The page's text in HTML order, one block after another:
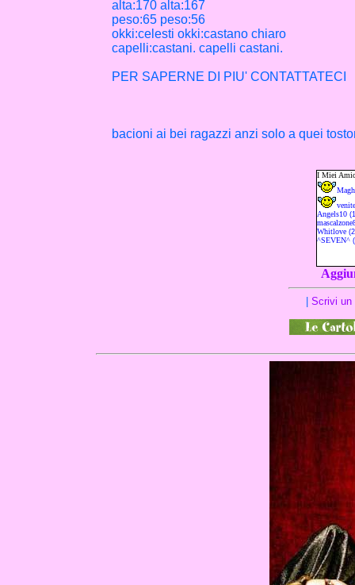
alta:170 alta:167
peso:65 peso:56
okki:celesti okki:castano chiaro
capelli:castani. capelli castani.
PER SAPERNE DI PIU' CONTATTATECI
bacioni ai bei ragazzi anzi solo a quei
Scrivi un